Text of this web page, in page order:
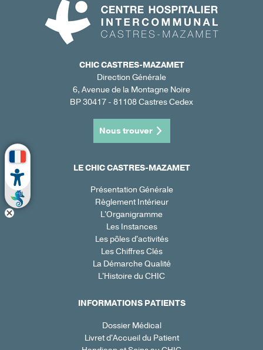
CHIC CASTRES-MAZAMET
Direction Générale
6, Avenue de la Montagne Noire
BP 30417 - 81108 Castres Cedex
Nous trouver
LE CHIC CASTRES-MAZAMET
Présentation Générale
Règlement Intérieur
L'Organigramme
Les Instances
Les pôles d'activités
Les Chiffres Clés
La Démarche Qualité
L'Histoire du CHIC
INFORMATIONS PATIENTS
Dossier Médical
Livret d'Accueil du Patient